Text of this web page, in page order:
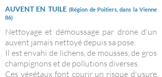
AUVENT EN TUILE(Région de Poitiers,dans la Vienne
86)
Nettoyage et démoussage par drone d'un
auvent jamais nettoyé depuis sa pose.
Il est envahi de lichens, de mousses, de gros
champignons et de pollutions diverses.
Ces végétaux font courir un risque d'usure